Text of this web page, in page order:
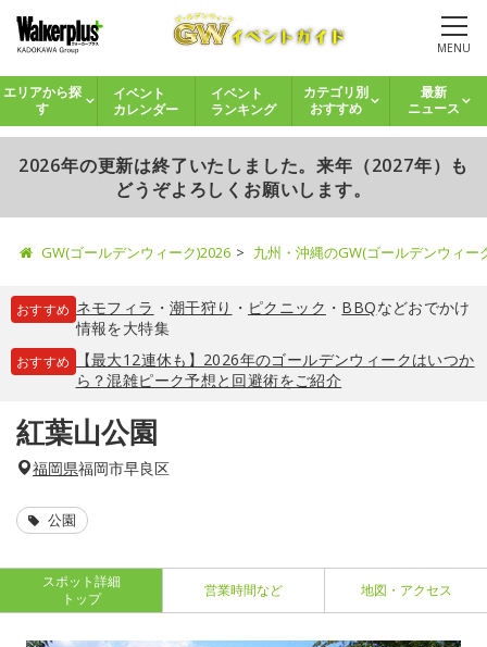
MENU
エリアから探
す
イベント
カレンダー
イベント
ランキング
カテゴリ別
おすすめ
最新
ニュース
2026年の更新は終了いたしました。来年（2027年）も
どうぞよろしくお願いします。
GW(ゴールデンウィーク)2026 九州・沖縄のGW(ゴールデンウィ
おすすめ ネモフィラ ・ 潮干狩り ・ ピクニック ・ BBQなどおでかけ
情報を大特集
おすすめ
【最大12連休も】2026年のゴールデンウィークはいつか
ら？混雑ピーク予想と回避術をご紹介
紅葉山公園
福岡県福岡市早良区
公園
スポット詳細
トップ
営業時間など 地図・アクセス